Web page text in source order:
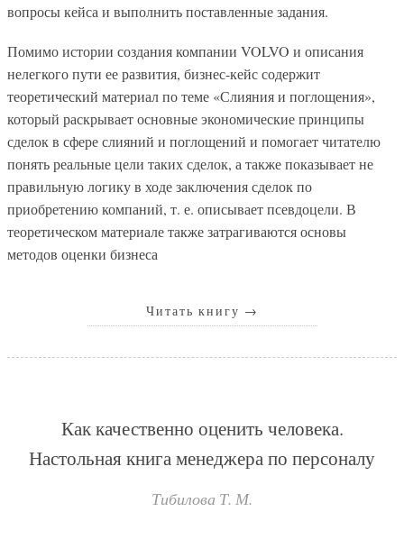
вопросы кейса и выполнить поставленные задания.
Помимо истории создания компании VOLVO и описания
нелегкого пути ее развития, бизнес-кейс содержит
теоретический материал по теме «Слияния и поглощения»,
который раскрывает основные экономические принципы
сделок в сфере слияний и поглощений и помогает читателю
понять реальные цели таких сделок, а также показывает не
правильную логику в ходе заключения сделок по
приобретению компаний, т. е. описывает псевдоцели. В
теоретическом материале также затрагиваются основы
методов оценки бизнеса
Читать книгу →
Как качественно оценить человека.
Настольная книга менеджера по персоналу
Тибилова Т. М.